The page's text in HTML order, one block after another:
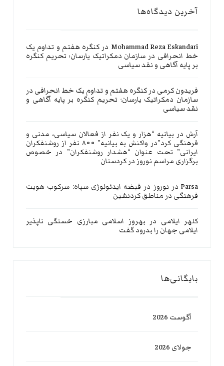
آخرین دیدگاه‌ها
Mohammad Reza Eskandari در کنگره هفتم و تداوم یک
خط انحرافی در سازمان دمکراتیک یارسان؛ تحریم کنگره
بر پایه آگاهی و نقد سیاسی
فریدون کرمی درکنگره هفتم و تداوم یک خط انحرافی در
سازمان دمکراتیک یارسان؛ تحریم کنگره بر پایه آگاهی و
نقد سیاسی
آرش در بیانیه “هزار و یک نفر از فعالان سیاسی، مدنی و
فرهنگی کرد”در واکنش به بیانیه” ۸۰۰ نفر از روشنفکران
ایرانی” تحت عنوان “هشدار روشنفکران” در خصوص
برگزاری مراسم نوروز در کردستان
Parsa در نوروز در قبضه ایدئولوژی سپاه: سرکوب هویت
فرهنگی در مناطق کردنشین
کلهر ایلامی در بهروز اسلامی مبارزی خستگی ناپذیر
ایلامی جهان را بدرود گفت
بایگانی‌ها
آگوست 2026
جولای 2026